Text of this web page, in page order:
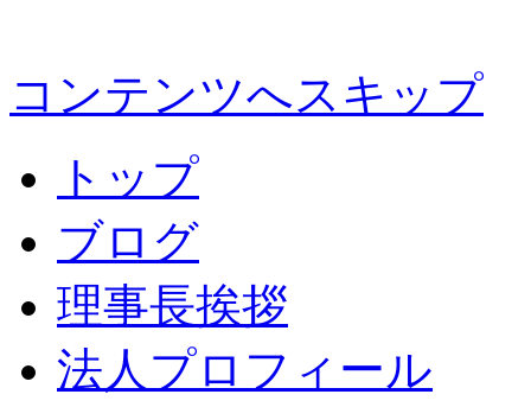
コンテンツへスキップ
トップ
ブログ
理事長挨拶
法人プロフィール